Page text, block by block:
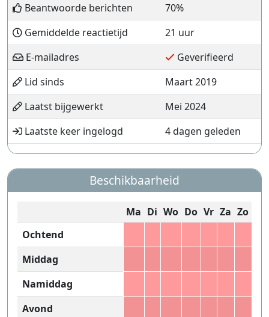
Beantwoorde berichten
70%
Gemiddelde reactietijd
21 uur
E-mailadres
Geverifieerd
Lid sinds
Maart 2019
Laatst bijgewerkt
Mei 2024
Laatste keer ingelogd
4 dagen geleden
Beschikbaarheid
Ma Di Wo Do Vr Za Zo
Ochtend
Middag
Namiddag
Avond